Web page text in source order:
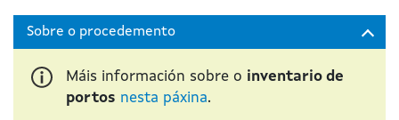
Máis información sobre o inventario de
portos nesta páxina.